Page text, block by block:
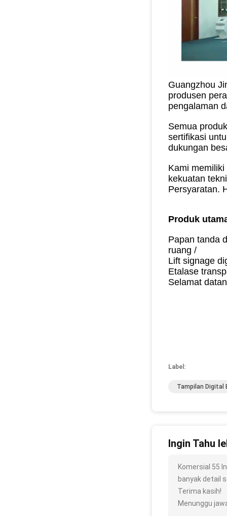
Guangzhou
produsen
pengalaman
Semua
sertifikasi
dukungan
Kami
kekuatan
Persyaratan.
Produk
Papan tanda
ruang /
Lift signage
Etalase
Selamat
Label:
Tampilan Digital
Ingin Tahu
Komersial 55
banyak detail
Terima kasih!
Menunggu